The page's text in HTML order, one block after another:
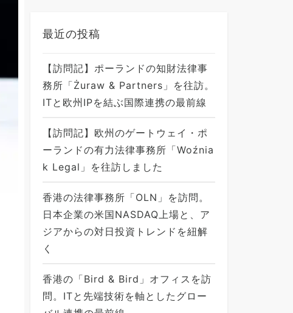
最近の投稿
【訪問記】ポーランドの知財法律事
務所「Żuraw & Partners」を往訪。
ITと欧州IPを結ぶ国際連携の最前線
【訪問記】欧州のゲートウェイ・ポ
ーランドの有力法律事務所「Woźnia
k Legal」を往訪しました
香港の法律事務所「OLN」を訪問。
日本企業の米国NASDAQ上場と、ア
ジアからの対日投資トレンドを紐解
く
香港の「Bird & Bird」オフィスを訪
問。ITと先端技術を軸としたグロー